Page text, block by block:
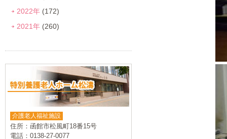
2022年 (172)
2021年 (260)
介護老人福祉施設
住所：函館市松風町18番15号
電話：0138-27-0077